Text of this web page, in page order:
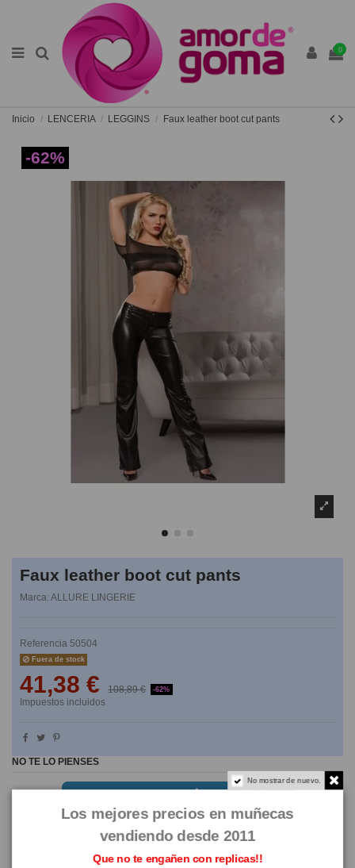
0
Inicio LENCERIA LEGGINS Faux leather boot cut pants
-62%
Faux leather boot cut pants
Marca: ALLURE LINGERIE
Referencia 50504
Fuera de stock
41,38 € 108,89 € -62%
Impuestos incluidos
NO TE LO PIENSES
No mostrar de nuevo.
Los mejores precios en muñecas
vendiendo desde 2011
Que no te engañen con replicas!!